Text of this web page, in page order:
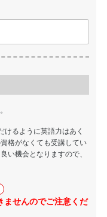
るように英語力はあく
格がなくても受講してい
い機会となりますので、
ませんのでご注意くだ